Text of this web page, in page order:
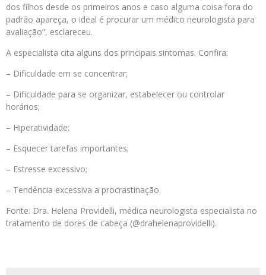
dos filhos desde os primeiros anos e caso alguma coisa fora do
padrão apareça, o ideal é procurar um médico neurologista para
avaliação”, esclareceu.
A especialista cita alguns dos principais sintomas. Confira:
– Dificuldade em se concentrar;
– Dificuldade para se organizar, estabelecer ou controlar
horários;
– Hiperatividade;
– Esquecer tarefas importantes;
– Estresse excessivo;
– Tendência excessiva a procrastinação.
Fonte: Dra. Helena Providelli, médica neurologista especialista no
tratamento de dores de cabeça (@drahelenaprovidelli).